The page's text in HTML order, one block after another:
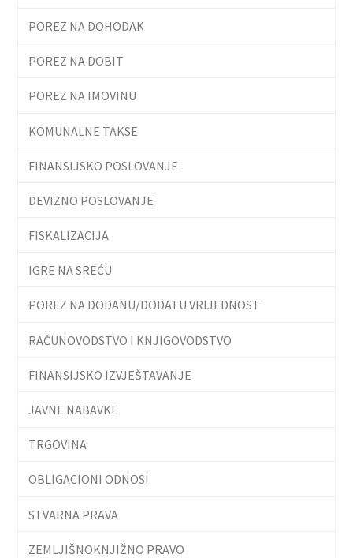
POREZ NA DOHODAK
POREZ NA DOBIT
POREZ NA IMOVINU
KOMUNALNE TAKSE
FINANSIJSKO POSLOVANJE
DEVIZNO POSLOVANJE
FISKALIZACIJA
IGRE NA SREĆU
POREZ NA DODANU/DODATU VRIJEDNOST
RAČUNOVODSTVO I KNJIGOVODSTVO
FINANSIJSKO IZVJEŠTAVANJE
JAVNE NABAVKE
TRGOVINA
OBLIGACIONI ODNOSI
STVARNA PRAVA
ZEMLJIŠNOKNJIŽNO PRAVO